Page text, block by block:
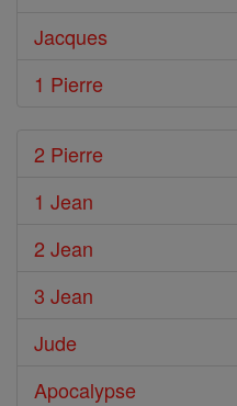
Jacques
1 Pierre
2 Pierre
1 Jean
2 Jean
3 Jean
Jude
Apocalypse